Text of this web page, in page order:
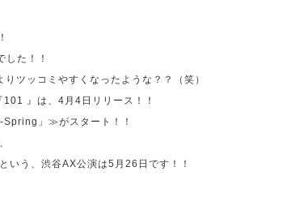
た！！
以前よりツッコミやすくなったような？？（
101 』は、 4 月 4 日リリース！！
Spring 」≫がスタート！！
いう、渋谷AX公演は5 月 26 日です！！